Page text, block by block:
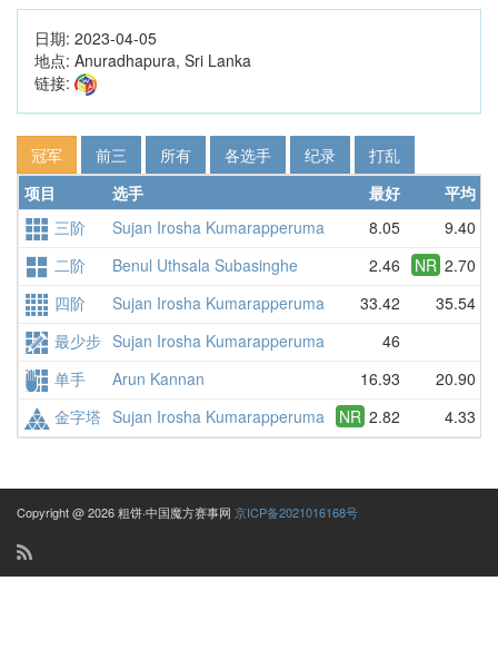
日期: 2023-04-05
地点: Anuradhapura, Sri Lanka
链接:
冠军 前三 所有 各选手 纪录
打乱
项目
选手 最好 平均
三阶
Sujan Irosha Kumarapperuma 8.05 9.40
二阶
Benul Uthsala Subasinghe 2.46 NR 2.70
四阶
Sujan Irosha Kumarapperuma 33.42 35.54
最少步 Sujan Irosha Kumarapperuma 46
单手
Arun Kannan 16.93 20.90
金字塔 Sujan Irosha Kumarapperuma NR 2.82 4.33
Copyright @ 2026 粗饼·中国魔方赛事网 京ICP备2021016168号